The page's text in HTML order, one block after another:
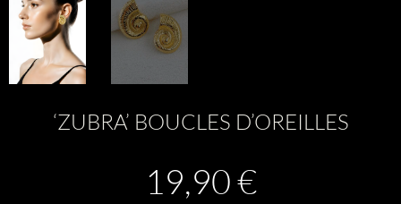
‘ZUBRA’ BOUCLES D’OREILLES
19,90€